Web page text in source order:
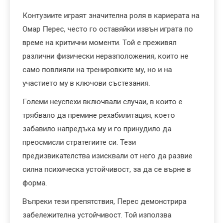
Контузиите играят значителна роля в кариерата на
Омар Перес, често го оставяйки извън играта по
време на критични моменти. Той е преживял
различни физически неразположения, които не
само повлияли на тренировките му, но и на
участието му в ключови състезания.
Големи неуспехи включвали случаи, в които е
трябвало да премине рехабилитация, което
забавило напредъка му и го принудило да
преосмисли стратегиите си. Тези
предизвикателства изисквали от него да развие
силна психическа устойчивост, за да се върне в
форма.
Въпреки тези препятствия, Перес демонстрира
забележителна устойчивост. Той използва